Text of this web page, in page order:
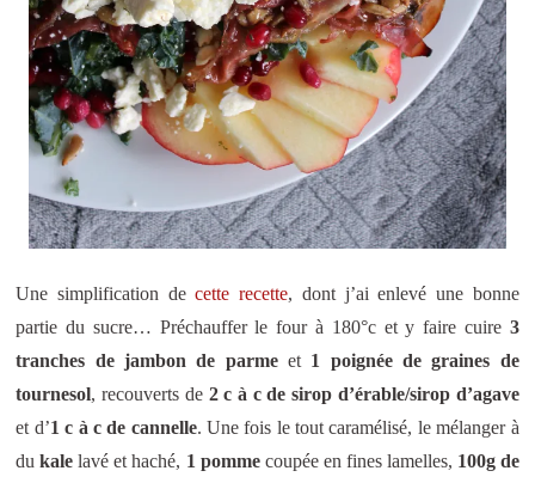
Une simplification decette recette, dont j’ai enlevé une bonne
partie du sucre… Préchauffer le four à 180°c et y faire cuire 3
tranches de jambon de parmeet 1 poignée de graines de
tournesol, recouverts de 2 c à c de sirop d’érable/sirop d’agave
et d’1 c à c de cannelle. Une fois le tout caramélisé, le mélanger à
dukale lavé et haché, 1 pommecoupée en fines lamelles, 100g de